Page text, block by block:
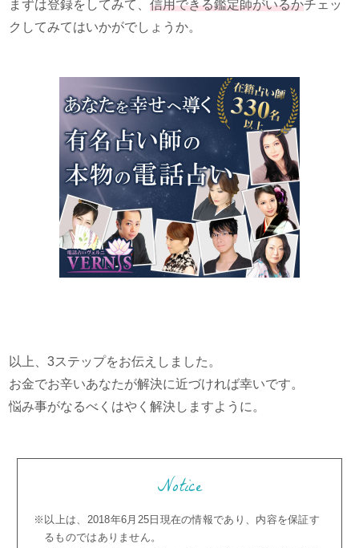
まずは登録をしてみて、 信用できる鑑定師がいるかチェッ
クしてみてはいかがでしょうか。
以上、3ステップをお伝えしました。
お金でお辛いあなたが解決に近づければ幸いです。
悩み事がなるべくはやく解決しますように。
Notice
※以上は、2018年6月25日現在の情報であり、内容を保証す
るものではありません。